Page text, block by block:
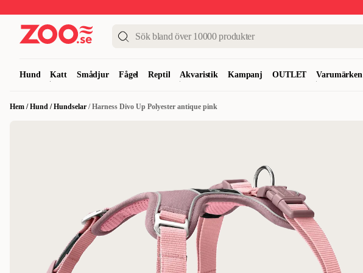
Hund Katt Smådjur Fågel Reptil Akvaristik Kampanj OUTLET Varumärken
Hem /Hund /Hundselar /Harness Divo Up Polyester antique pink